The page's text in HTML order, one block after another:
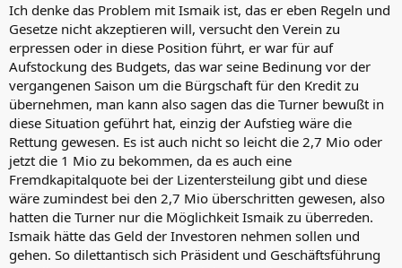
:
Ich denke das Problem mit Ismaik ist, das er eben Regeln und
Gesetze nicht akzeptieren will, versucht den Verein zu
erpressen oder in diese Position führt, er war für auf
Aufstockung des Budgets, das war seine Bedinung vor der
vergangenen Saison um die Bürgschaft für den Kredit zu
übernehmen, man kann also sagen das die Turner bewußt in
diese Situation geführt hat, einzig der Aufstieg wäre die
Rettung gewesen. Es ist auch nicht so leicht die 2,7 Mio oder
jetzt die 1 Mio zu bekommen, da es auch eine
Fremdkapitalquote bei der Lizentersteilung gibt und diese
wäre zumindest bei den 2,7 Mio überschritten gewesen, also
hatten die Turner nur die Möglichkeit Ismaik zu überreden.
Ismaik hätte das Geld der Investoren nehmen sollen und
gehen. So dilettantisch sich Präsident und Geschäftsführung